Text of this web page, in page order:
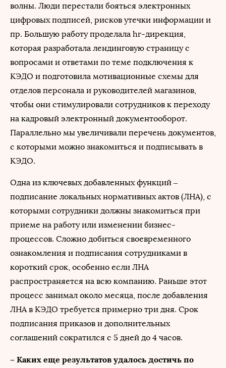
волны. Люди перестали бояться электронных
цифровых подписей, рисков утечки информации и
пр. Большую работу проделала hr-дирекция,
которая разработала лендинговую страницу с
вопросами и ответами по теме подключения к
КЭДО и подготовила мотивационные схемы для
отделов персонала и руководителей магазинов,
чтобы они стимулировали сотрудников к переходу
на кадровый электронный документооборот.
Параллельно мы увеличивали перечень документов,
с которыми можно знакомиться и подписывать в
КЭДО.
Одна из ключевых добавленных функций –
подписание локальных нормативных актов (ЛНА), с
которыми сотрудники должны знакомиться при
приеме на работу или изменении бизнес-
процессов. Сложно добиться своевременного
ознакомления и подписания сотрудниками в
короткий срок, особенно если ЛНА
распространяется на всю компанию. Раньше этот
процесс занимал около месяца, после добавления
ЛНА в КЭДО требуется примерно три дня. Срок
подписания приказов и дополнительных
соглашений сократился с 5 дней до 4 часов.
– Каких еще результатов удалось достичь по